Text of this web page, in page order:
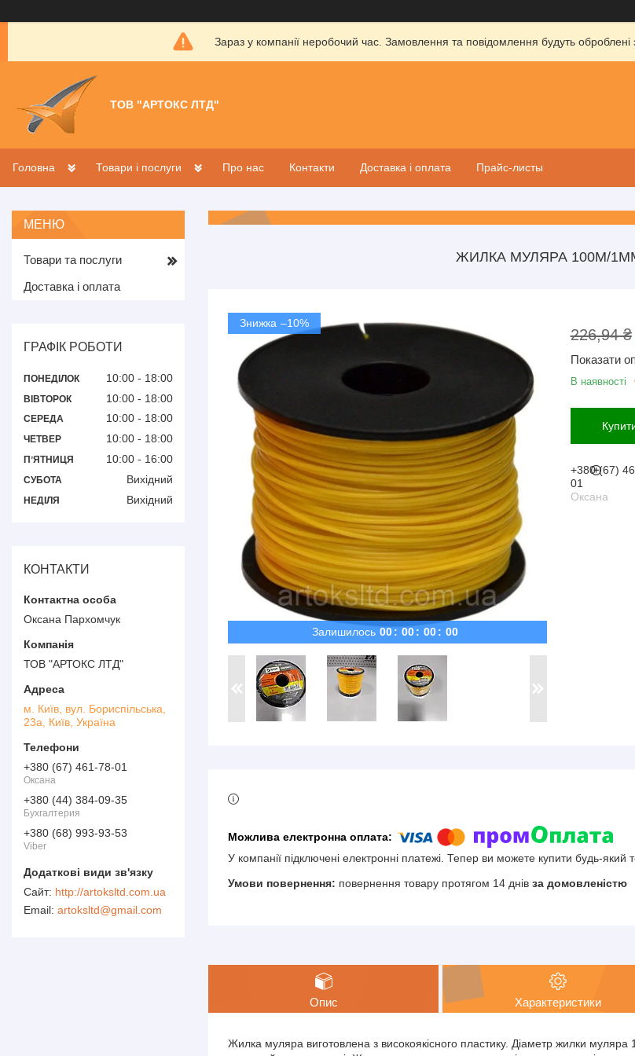
Зараз у компанії неробочий час. Замовлення та повідомлення будуть
ТОВ "АРТОКС ЛТД"
Головна Товари і послуги Про нас Контакти Доставка і оплата Прайс-листы
ЖИЛКА МУЛЯРА 100М/
Залишилось 00 00 00 00
–10%
226,94 ₴
Показати
В наявності
+380 (67)
01
Оксана
У компанії підключені електронні платежі. Тепер ви можете купити будь-який
повернення товару протягом 14 днів за домовленістю
Опис Характеристики
Жилка муляра виготовлена з високоякісного пластику. Діаметр жилки
Товари та послуги
Доставка і оплата
ГРАФІК РОБОТИ
ПОНЕДІЛОК 10:00 18:00
ВІВТОРОК 10:00 18:00
СЕРЕДА 10:00 18:00
ЧЕТВЕР 10:00 18:00
ПʼЯТНИЦЯ 10:00 16:00
СУБОТА Вихідний
НЕДІЛЯ Вихідний
КОНТАКТИ
Оксана Пархомчук
ТОВ "АРТОКС ЛТД"
м. Київ, вул. Бориспільська,
23а, Київ, Україна
+380 (67) 461-78-01
Оксана
+380 (44) 384-09-35
Бухгалтерия
+380 (68) 993-93-53
Viber
http://artoksltd.com.ua
artoksltd@gmail.com